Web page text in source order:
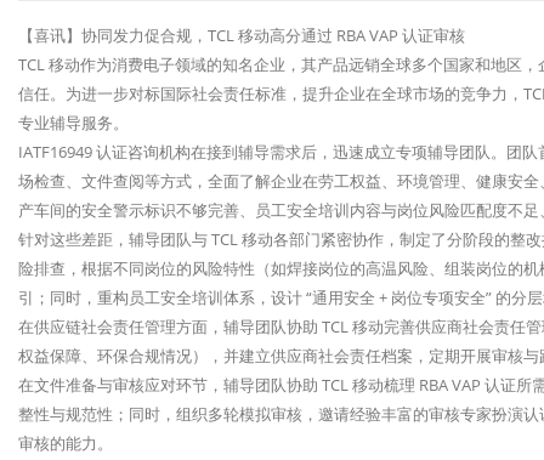
【喜讯】协同发力促合规，TCL 移动高分通过 RBA VAP 认证审核​
TCL 移动作为消费电子领域的知名企业，其产品远销全球多个国家和地区
信任。为进一步对标国际社会责任标准，提升企业在全球市场的竞争力，
专业辅导服务。​
IATF16949 认证咨询机构在接到辅导需求后，迅速成立专项辅导团队。团
场检查、文件查阅等方式，全面了解企业在劳工权益、环境管理、健康安
产车间的安全警示标识不够完善、员工安全培训内容与岗位风险匹配度不
针对这些差距，辅导团队与 TCL 移动各部门紧密协作，制定了分阶段的整
险排查，根据不同岗位的风险特性（如焊接岗位的高温风险、组装岗位的
引；同时，重构员工安全培训体系，设计 “通用安全 + 岗位专项安全” 的
在供应链社会责任管理方面，辅导团队协助 TCL 移动完善供应商社会责任
权益保障、环保合规情况），并建立供应商社会责任档案，定期开展审核
在文件准备与审核应对环节，辅导团队协助 TCL 移动梳理 RBA VAP 认证
整性与规范性；同时，组织多轮模拟审核，邀请经验丰富的审核专家扮演
审核的能力。​